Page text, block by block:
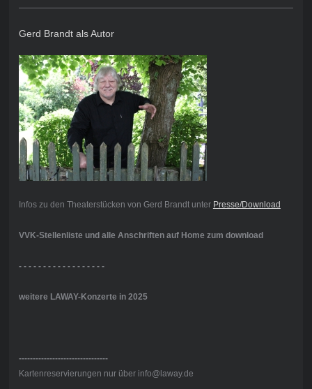
Gerd Brandt als Autor
Infos zu den Theaterstücken von Gerd Brandt unter Presse/Download
VVK-Stellenliste und alle Anschriften auf Home zum download
- - - - - - - - - - - - - - - - - -
weitere LAWAY-Konzerte in 2025
--------------------------------
Kartenreservierungen nur über info@laway.de